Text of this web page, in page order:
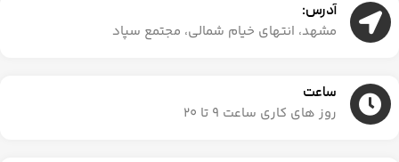
آدرس:
مشهد، انتهای خیام شمالی، مجتمع سپاد
ساعت
روز های کاری ساعت ۹ تا ۲۰